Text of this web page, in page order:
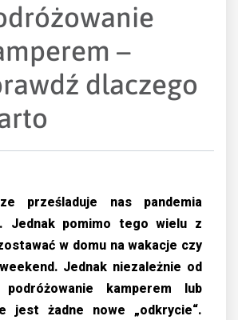
–
dlaczego
prześladuje nas pandemia
. Jednak pomimo tego wielu z
w domu na wakacje czy
Jednak niezależnie od
podróżowanie kamperem lub
jest żadne nowe „odkrycie“.